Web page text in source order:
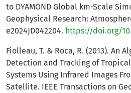
to DYAMOND Global km-Scale
Geophysical Research:
e2024JD042204. https://doi.org/
Fiolleau, T. & Roca, R. (2013). An
Detection and Tracking of
Systems Using Infrared Images
Satellite. IEEE Transactions on